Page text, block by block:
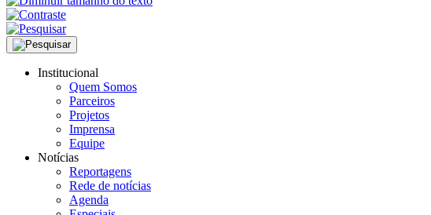
Institucional
Quem Somos
Parceiros
Projetos
Imprensa
Equipe
Notícias
Reportagens
Rede de notícias
Agenda